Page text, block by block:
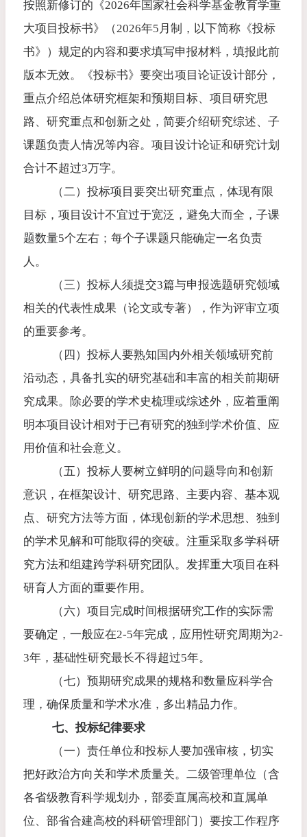
按照新修订的《2026年国家社会科学基金教育学重
大项目投标书》（2026年5 月制，以下简称《投标
书》）规定的内容和要求填写申报材料，填报此前
版本无效。《投标书》要突出项目论证设计部分，
重点介绍总体研究框架和预期目标、项目研究思
路、研究重点和创新之处，简要介绍研究综述、子
课题负责人情况等内容。项目设计论证和研究计划
合计不超过3万字。
（二）投标项目要突出研究重点，体现有限
目标，项目设计不宜过于宽泛，避免大而全，子课
题数量5个左右；每个子课题只能确定一名负责
人。
（三）投标人须提交3篇与申报选题研究领域
相关的代表性成果（论文或专著），作为评审立项
的重要参考。
（四）投标人要熟知国内外相关领域研究前
沿动态，具备扎实的研究基础和丰富的相关前期研
究成果。除必要的学术史梳理或综述外，应着重阐
明本项目设计相对于已有研究的独到学术价值、应
用价值和社会意义。
（五）投标人要树立鲜明的问题导向和创新
意识，在框架设计、研究思路、主要内容、基本观
点、研究方法等方面，体现创新的学术思想、独到
的学术见解和可能取得的突破。注重采取多学科研
究方法和组建跨学科研究团队。发挥重大项目在科
研育人方面的重要作用。
（六）项目完成时间根据研究工作的实际需
要确定，一般应在2-5年完成，应用性研究周期为2-
3年，基础性研究最长不得超过5年。
（七）预期研究成果的规格和数量应科学合
理，确保质量和学术水准，多出精品力作。
七、投标纪律要求
（一）责任单位和投标人要加强审核，切实
把好政治方向关和学术质量关。二级管理单位（含
各省级教育科学规划办，部委直属高校和直属单
位、部省合建高校的科研管理部门）要按工作程序